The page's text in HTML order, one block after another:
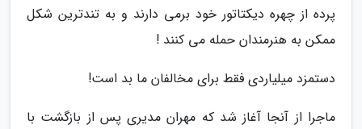
پرده از چهره دیکتاتور خود برمی دارند و به تندترین شکل
ممکن به هنرمندان حمله می کنند !
دستمزد میلیاردی فقط برای مخالفان ما بد است!
ماجرا از آنجا آغاز شد که مهران مدیری پس از بازگشت با